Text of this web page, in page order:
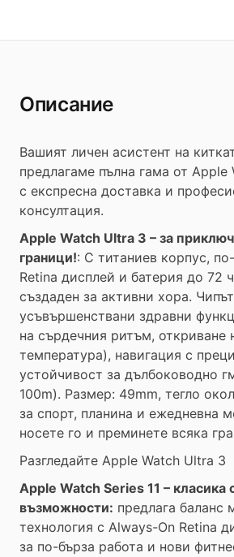
Описание
Вашият личен асистент на
предлагаме пълна гама от Apple
с експресна доставка и
консултация.
Apple Watch Ultra 3 – за
граници!: С титаниев корпус,
Retina дисплей и батерия до 72
създаден за активни хора.
усъвършенствани здравни
на сърдечния ритъм, откриване
температура), навигация с
устойчивост за дълбоководно
100m). Размер: 49mm, тегло
за спорт, планина и ежедневна
носете го и преминете всяка
Разгледайте Apple Watch Ultra 3
Apple Watch Series 11 – класика
възможности: предлага баланс
технология с Always-On Retina
за по-бърза работа и нови